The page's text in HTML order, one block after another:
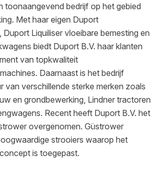
toonaangevend bedrijf op het gebied
Met haar eigen Duport
Liquiliser vloeibare bemesting en
biedt Duport B.V. haar klanten
van topkwaliteit
Daarnaast is het bedrijf
van verschillende sterke merken zoals
en grondbewerking, Lindner tractoren
Recent heeft Duport B.V. het
overgenomen. Güstrower
strooiers waarop het
is toegepast.